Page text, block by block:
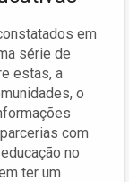
em
série de
estas, a
o
com
no
ter um